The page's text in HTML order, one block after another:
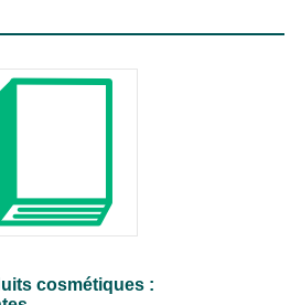
cosmétiques :